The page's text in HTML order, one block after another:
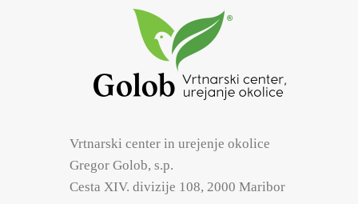
Vrtnarski center in urejenje okolice
Gregor Golob, s.p.
Cesta XIV. divizije 108, 2000 Maribor